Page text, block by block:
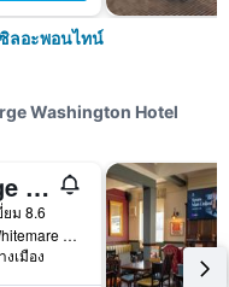
ลอะพอนไทน์
Washington Hotel
Travelodge Newcastle Whitemare Pool
ยม 8.6
A194 Wardley Whitemare Pool, นิวคาสเซิลอะพอนไทน์, สหราชอาณาจักร
เมือง